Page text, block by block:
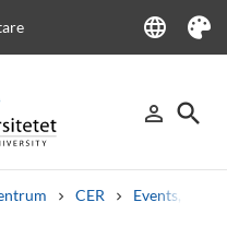
language
Language
Tema
person_outline
Logga in
search
Sök
CER Events,